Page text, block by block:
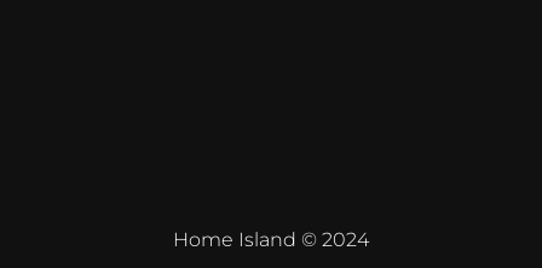
Home Island © 2024